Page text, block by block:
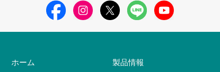
ホーム
製品情報